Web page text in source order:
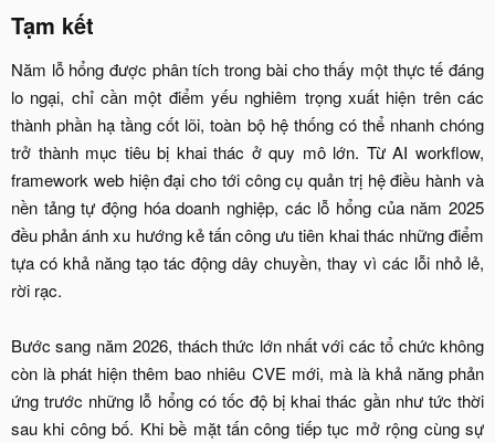
Tạm kết​
Năm lỗ hổng được phân tích trong bài cho thấy một thực tế đáng
lo ngại, chỉ cần một điểm yếu nghiêm trọng xuất hiện trên các
thành phần hạ tầng cốt lõi, toàn bộ hệ thống có thể nhanh chóng
trở thành mục tiêu bị khai thác ở quy mô lớn. Từ AI workflow,
framework web hiện đại cho tới công cụ quản trị hệ điều hành và
nền tảng tự động hóa doanh nghiệp, các lỗ hổng của năm 2025
đều phản ánh xu hướng kẻ tấn công ưu tiên khai thác những điểm
tựa có khả năng tạo tác động dây chuyền, thay vì các lỗi nhỏ lẻ,
rời rạc.
Bước sang năm 2026, thách thức lớn nhất với các tổ chức không
còn là phát hiện thêm bao nhiêu CVE mới, mà là khả năng phản
ứng trước những lỗ hổng có tốc độ bị khai thác gần như tức thời
sau khi công bố. Khi bề mặt tấn công tiếp tục mở rộng cùng sự